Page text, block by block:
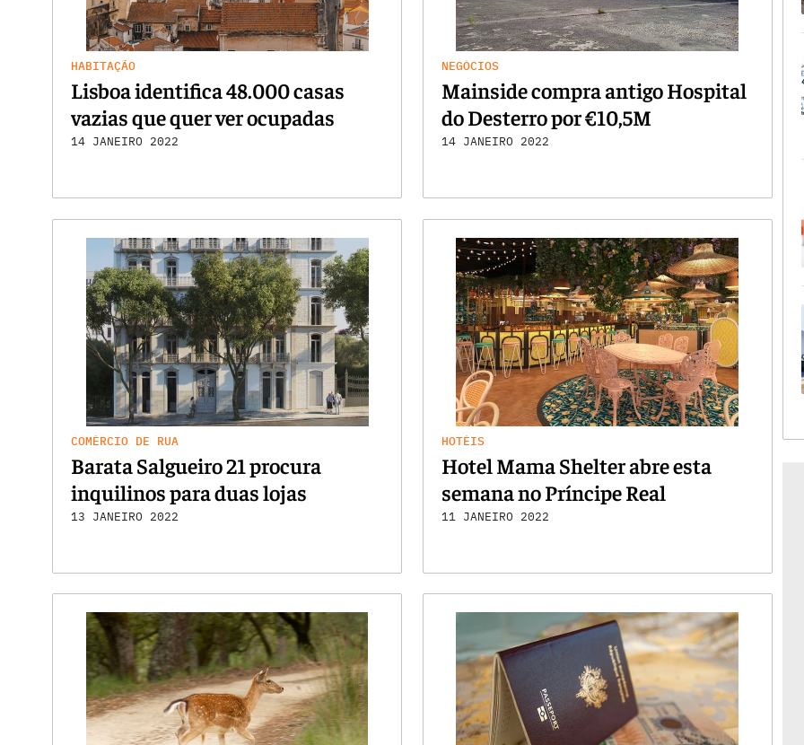
HABITAÇÃO
Lisboa identifica 48.000 casas
vazias que quer ver ocupadas
14 JANEIRO 2022
NEGÓCIOS
Mainside compra antigo Hospital
do Desterro por €10,5M
14 JANEIRO 2022
COMÉRCIO DE RUA
Barata Salgueiro 21 procura
inquilinos para duas lojas
13 JANEIRO 2022
HOTÉIS
Hotel Mama Shelter abre esta
semana no Príncipe Real
11 JANEIRO 2022